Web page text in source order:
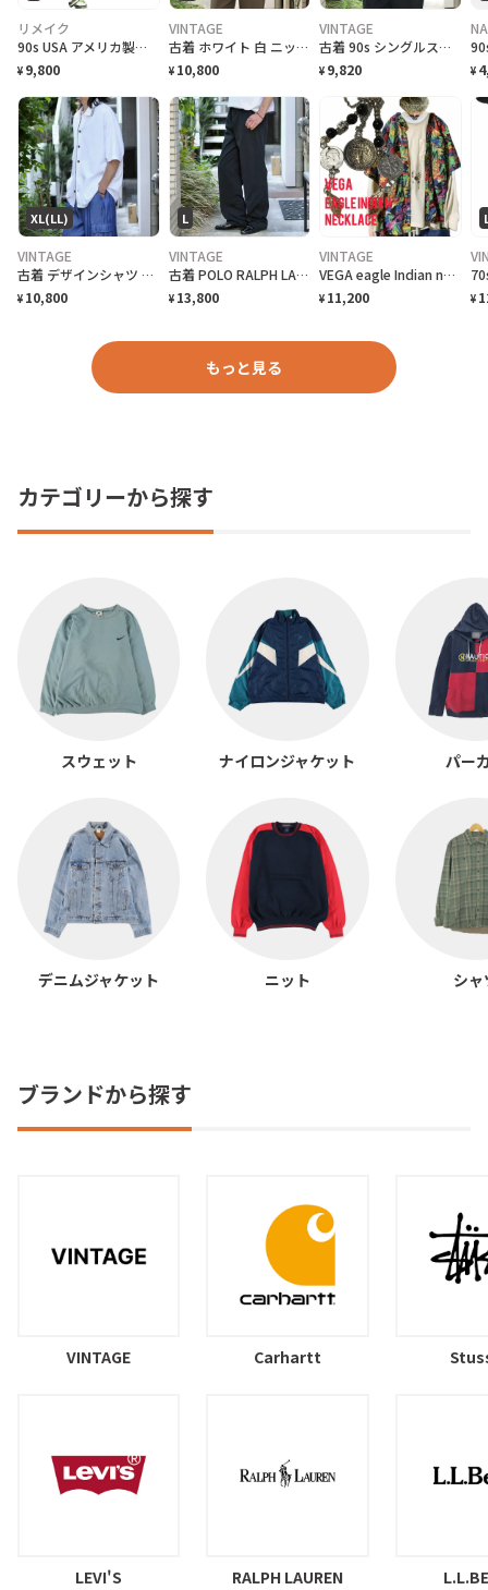
リメイク
90s USA アメリカ製 限定Hブロード リメイク クラスターアートL
¥ 9,800
VINTAGE
古着 ホワイト 白 ニットポロ ポロシャツ 半袖ポロシャツ プルオーバー
¥ 10,800
VINTAGE
古着 90s シングルステッチ 大麻合法化運動 プリントTシャツ フェード
¥ 9,820 ¥
XL(LL)
VINTAGE
古着 デザインシャツ ニットシャツ 半袖シャツ ホワイト 白 シャツ
¥ 10,800
L
VINTAGE
古着 POLO RALPH LAUREN 黒 チノパン チノ ストレート
¥ 13,800
VINTAGE
VEGA eagle Indian necklace vintageコイン
¥ 11,200 ¥
もっと見る
カテゴリーから探す
スウェット ナイロンジャケット パー
デニムジャケット ニット シャ
ブランドから探す
VINTAGE Carhartt
LEVI'S RALPH LAUREN